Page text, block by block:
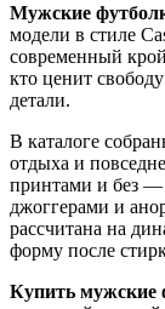
Мужские
модели в стиле
современный
кто ценит
детали.
В каталоге
отдыха и
принтами и без —
джоггерами и
рассчитана на
форму после
Купить мужские